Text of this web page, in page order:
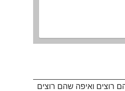
רוצים ואיפה שהם רוצים